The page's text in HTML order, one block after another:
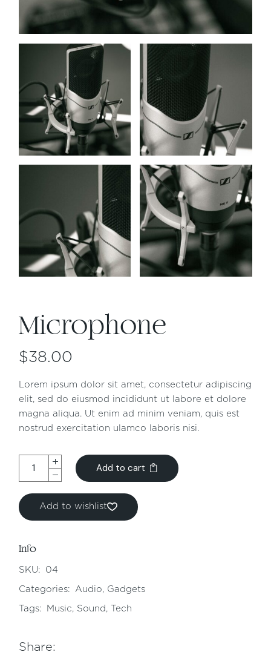
Microphone
$38.00
Lorem ipsum dolor sit amet, consectetur adipiscing
elit, sed do eiusmod incididunt ut labore et dolore
magna aliqua. Ut enim ad minim veniam, quis est
nostrud exercitation ulamco laboris nisi.
Add to cart
Add to wishlist
Info
SKU: 04
Categories: Audio, Gadgets
Tags: Music, Sound , Tech
Share: